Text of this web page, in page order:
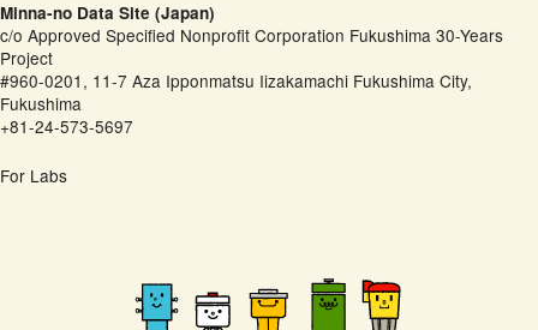
Minna-no Data Site (Japan)
c/o Approved Specified Nonprofit Corporation Fukushima 30-Years
Project
#960-0201, 11-7 Aza Ipponmatsu Iizakamachi Fukushima City,
Fukushima
+81-24-573-5697
For Labs